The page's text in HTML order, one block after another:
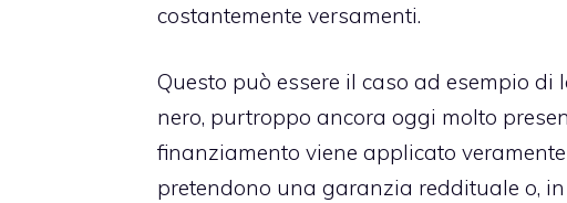
costantemente versamenti.
Questo può essere il caso ad esempio
nero, purtroppo ancora oggi molto
finanziamento viene applicato
pretendono una garanzia reddituale o,